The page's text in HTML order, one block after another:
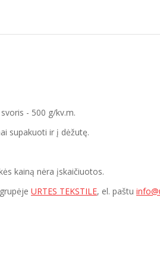
- 500 g/kv.m.
supakuoti ir į dėžutę.
kainą nėra įskaičiuotos.
URTES TEKSTILE, el. paštu